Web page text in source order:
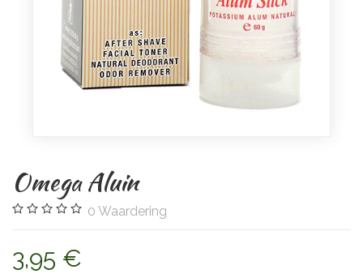
Omega Aluin
0 Waardering
3,95 €